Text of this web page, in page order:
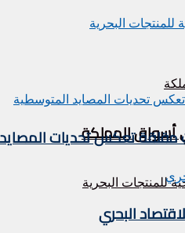
أسواق المملكة
البحري